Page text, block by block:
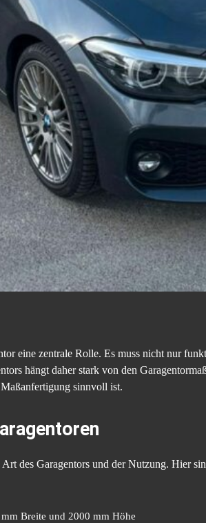
eine zentrale Rolle. Es muss nicht nur
hängt daher stark von den
sinnvoll ist.
des Garagentors und der Nutzung. Hier
Breite und 2000 mm Höhe